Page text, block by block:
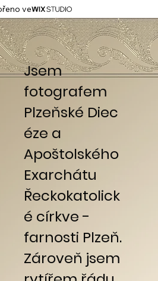
ve
Jsem
fotografem
Plzeňské Diec
éze a
Apoštolského
Exarchátu
Řeckokatolick
é církve -
farnosti Plzeň.
Zároveň jsem